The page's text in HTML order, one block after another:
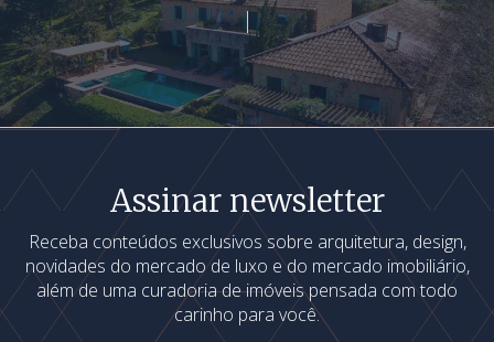
Assinar newsletter
Receba conteúdos exclusivos sobre arquitetura, design,
novidades do mercado de luxo e do mercado imobiliário,
além de uma curadoria de imóveis pensada com todo
carinho para você.